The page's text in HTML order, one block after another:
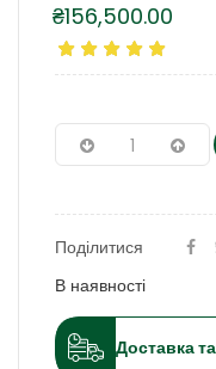
₴156,500.00
Поділитися
В наявності
Доставка